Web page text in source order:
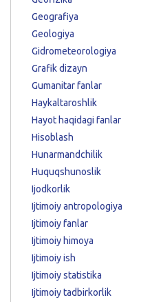
Geografiya
Geologiya
Gidrometeorologiya
Grafik dizayn
Gumanitar fanlar
Haykaltaroshlik
Hayot haqidagi fanlar
Hisoblash
Hunarmandchilik
Huquqshunoslik
Ijodkorlik
Ijtimoiy antropologiya
Ijtimoiy fanlar
Ijtimoiy himoya
Ijtimoiy ish
Ijtimoiy statistika
Ijtimoiy tadbirkorlik